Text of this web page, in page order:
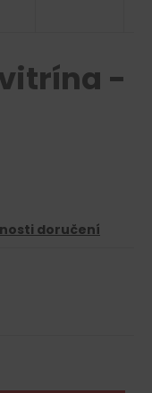
-
doručení
A